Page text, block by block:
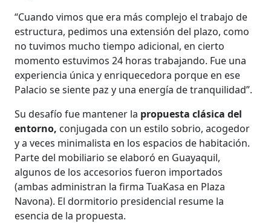
“Cuando vimos que era más complejo el trabajo de
estructura, pedimos una extensión del plazo, como
no tuvimos mucho tiempo adicional, en cierto
momento estuvimos 24 horas trabajando. Fue una
experiencia única y enriquecedora porque en ese
Palacio se siente paz y una energía de tranquilidad”.
Su desafío fue mantener la propuesta clásica del
entorno, conjugada con un estilo sobrio, acogedor
y a veces minimalista en los espacios de habitación.
Parte del mobiliario se elaboró en Guayaquil,
algunos de los accesorios fueron importados
(ambas administran la firma TuaKasa en Plaza
Navona). El dormitorio presidencial resume la
esencia de la propuesta.